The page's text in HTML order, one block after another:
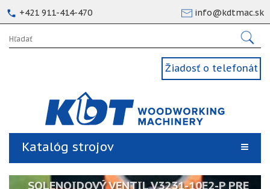
+421 911-414-470 info@kdtmac.sk
Žiadosť o telefonát
Katalóg strojov
SOLENOIDOVÝ VENTIL V3231-10E2-P PRE